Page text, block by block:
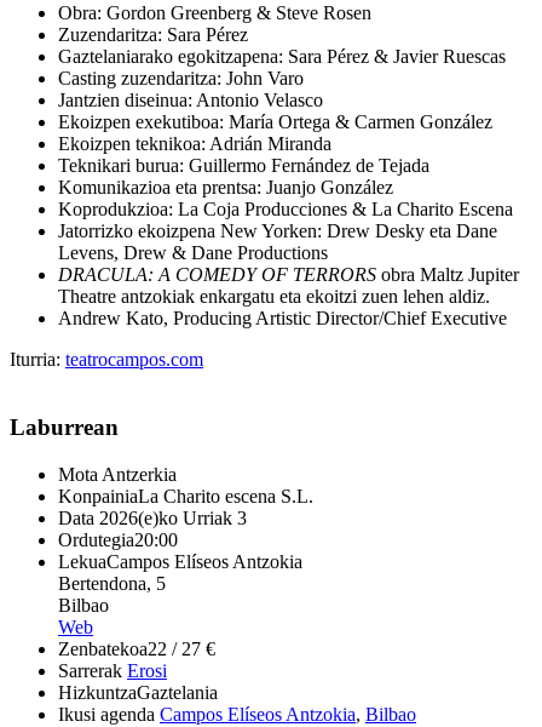
Obra: Gordon Greenberg & Steve Rosen
Zuzendaritza: Sara Pérez
Gaztelaniarako egokitzapena: Sara Pérez & Javier Ruescas
Casting zuzendaritza: John Varo
Jantzien diseinua: Antonio Velasco
Ekoizpen exekutiboa: María Ortega & Carmen González
Ekoizpen teknikoa: Adrián Miranda
Teknikari burua: Guillermo Fernández de Tejada
Komunikazioa eta prentsa: Juanjo González
Koprodukzioa: La Coja Producciones & La Charito Escena
Jatorrizko ekoizpena New Yorken: Drew Desky eta Dane
Levens, Drew & Dane Productions
DRACULA: A COMEDY OF TERRORS obra Maltz Jupiter
Theatre antzokiak enkargatu eta ekoitzi zuen lehen aldiz.
Andrew Kato, Producing Artistic Director/Chief Executive
Iturria: teatrocampos.com
Laburrean
Mota Antzerkia
KonpainiaLa Charito escena S.L.
Data 2026(e)ko Urriak 3
Ordutegia20:00
LekuaCampos Elíseos Antzokia
Bertendona, 5
Bilbao
Web
Zenbatekoa22 / 27 €
Sarrerak Erosi
HizkuntzaGaztelania
Ikusi agenda Campos Elíseos Antzokia, Bilbao